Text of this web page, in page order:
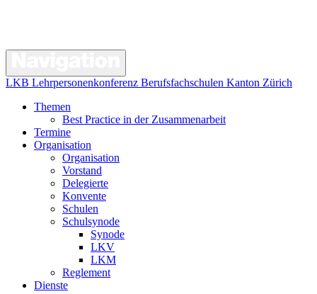
LKB Lehrpersonenkonferenz Berufsfachschulen Kanton Zürich
Themen
Best Practice in der Zusammenarbeit
Termine
Organisation
Organisation
Vorstand
Delegierte
Konvente
Schulen
Schulsynode
Synode
LKV
LKM
Reglement
Dienste